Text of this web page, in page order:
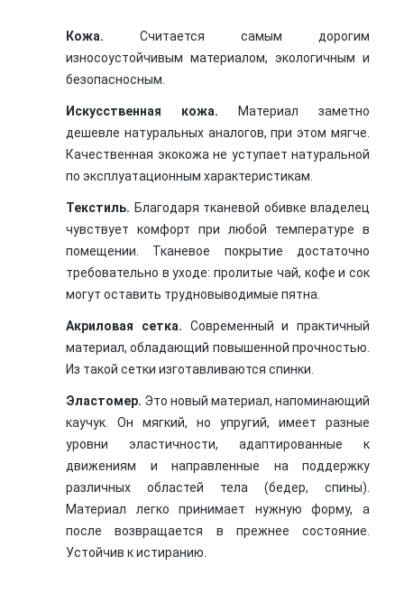
Кожа. Считается самым дорогим
износоустойчивым материалом, экологичным и
безопасносным.
Искусственная кожа. Материал заметно
дешевле натуральных аналогов, при этом мягче.
Качественная экокожа не уступает натуральной
по эксплуатационным характеристикам.
Текстиль. Благодаря тканевой обивке владелец
чувствует комфорт при любой температуре в
помещении. Тканевое покрытие достаточно
требовательно в уходе: пролитые чай, кофе и сок
могут оставить трудновыводимые пятна.
Акриловая сетка. Современный и практичный
материал, обладающий повышенной прочностью.
Из такой сетки изготавливаются спинки.
Эластомер. Это новый материал, напоминающий
каучук. Он мягкий, но упругий, имеет разные
уровни эластичности, адаптированные к
движениям и направленные на поддержку
различных областей тела (бедер, спины).
Материал легко принимает нужную форму, а
после возвращается в прежнее состояние.
Устойчив к истиранию.